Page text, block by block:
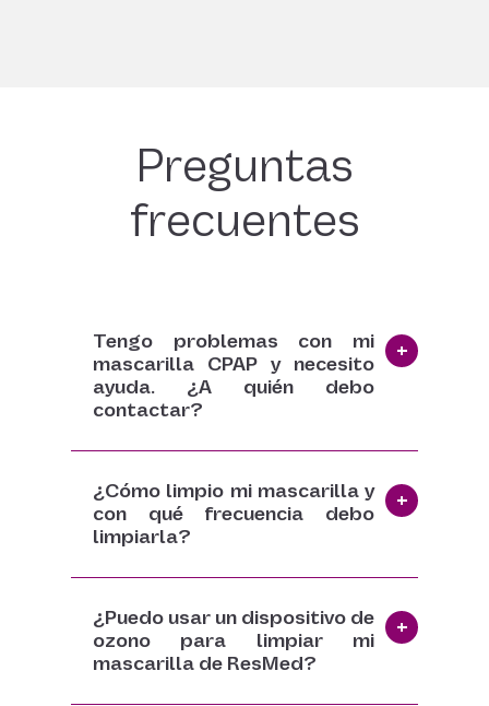
Preguntas
frecuentes
Tengo problemas con mi
mascarilla CPAP y necesito
ayuda. ¿A quién debo
contactar?
¿Cómo limpio mi mascarilla y
con qué frecuencia debo
limpiarla?
¿Puedo usar un dispositivo de
ozono para limpiar mi
mascarilla de ResMed?